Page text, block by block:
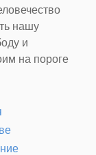
нашу
и
на пороге